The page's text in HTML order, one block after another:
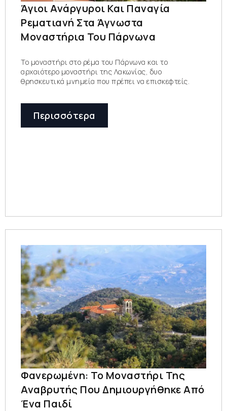
Άγιοι Ανάργυροι Και Παναγία
Ρεματιανή Στα Άγνωστα
Μοναστήρια Του Πάρνωνα
Το μοναστήρι στο ρέμα του Πάρνωνα και το
αρχαιότερο μοναστήρι της Λακωνίας, δυο
θρησκευτικά μνημεία που πρέπει να επισκεφτείς.
Περισσότερα
Φανερωμένη: Το Μοναστήρι Της
Αναβρυτής Που Δημιουργήθηκε Από
Ένα Παιδί